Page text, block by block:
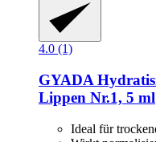
4.0 (1)
GYADA
Lippen Nr.1, 5 ml
Ideal für